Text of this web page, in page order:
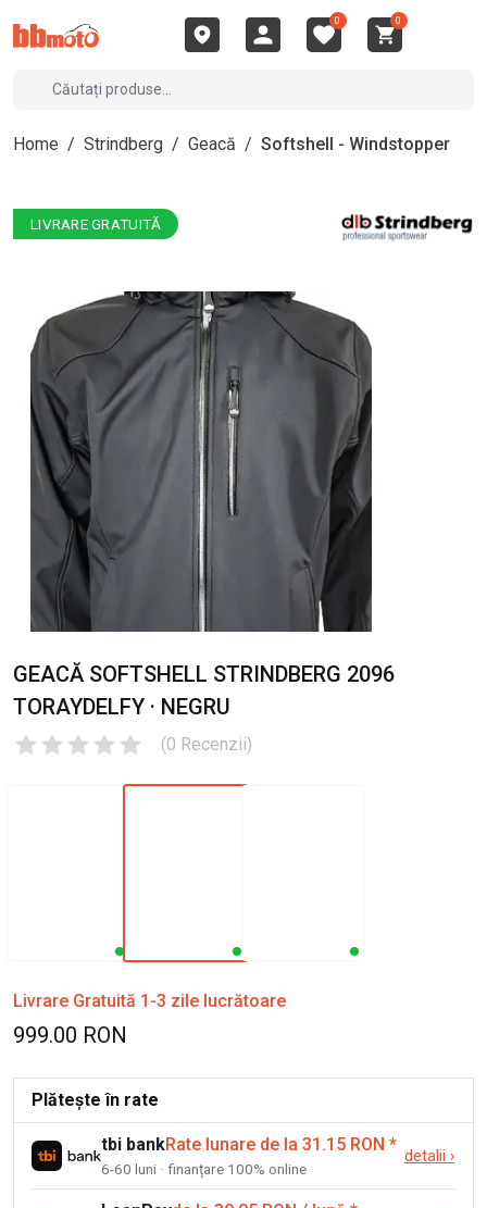
0 0
Home / Strindberg / Geacă / Softshell - Windstopper
LIVRARE GRATUITĂ
GEACĂ SOFTSHELL STRINDBERG 2096
TORAYDELFY · NEGRU
(0 Recenzii)
Livrare Gratuită 1-3 zile lucrătoare
999.00 RON
Plătește în rate
tbi bankRate lunare de la 31.15 RON *
6-60 luni · finanțare 100% online
detalii ›